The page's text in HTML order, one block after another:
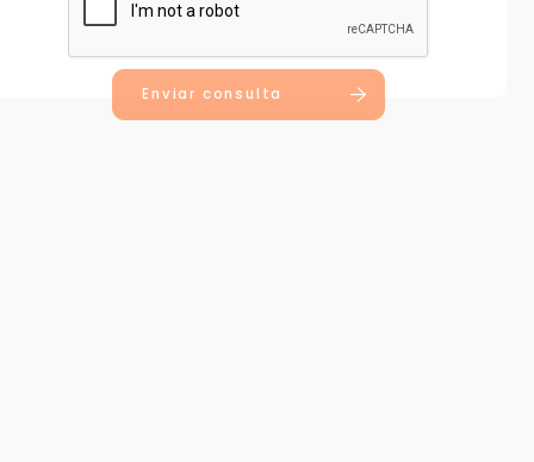
Enviar consulta